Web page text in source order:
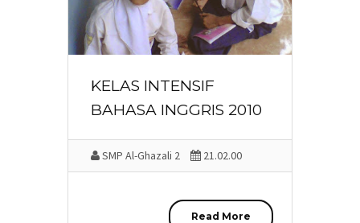
KELAS INTENSIF
BAHASA INGGRIS 2010
SMP Al-Ghazali 2 21.02.00
Read More